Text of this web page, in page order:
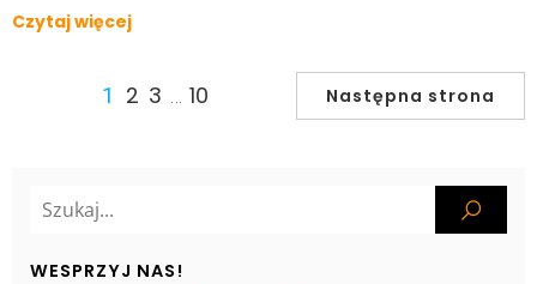
Czytaj więcej
1 2 3 10 Następna strona
WESPRZYJ NAS!